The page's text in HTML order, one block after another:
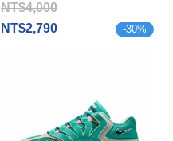
NT$4,000
NT$2,790
-30%